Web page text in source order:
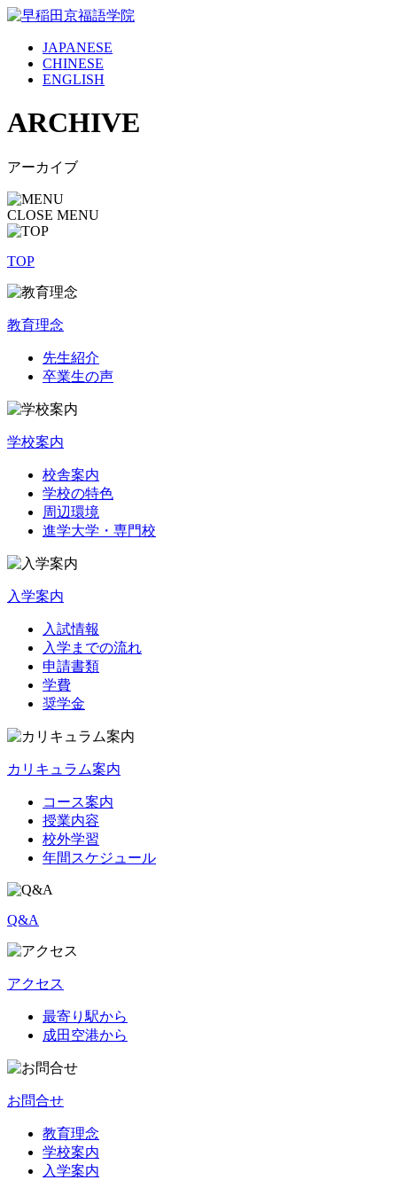
JAPANESE
CHINESE
ENGLISH
ARCHIVE
アーカイブ
CLOSE MENU
TOP
教育理念
先生紹介
卒業生の声
学校案内
校舎案内
学校の特色
周辺環境
進学大学・専門校
入学案内
入試情報
入学までの流れ
申請書類
学費
奨学金
カリキュラム案内
コース案内
授業内容
校外学習
年間スケジュール
Q&A
アクセス
最寄り駅から
成田空港から
お問合せ
教育理念
学校案内
入学案内